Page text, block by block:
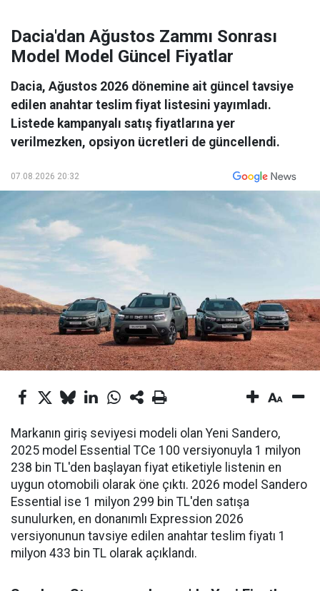
Dacia'dan Ağustos Zammı Sonrası
Model Model Güncel Fiyatlar
Dacia, Ağustos 2026 dönemine ait güncel tavsiye
edilen anahtar teslim fiyat listesini yayımladı.
Listede kampanyalı satış fiyatlarına yer
verilmezken, opsiyon ücretleri de güncellendi.
07.08.2026 20:32
Markanın giriş seviyesi modeli olan Yeni Sandero,
2025 model Essential TCe 100 versiyonuyla 1 milyon
238 bin TL'den başlayan fiyat etiketiyle listenin en
uygun otomobili olarak öne çıktı. 2026 model Sandero
Essential ise 1 milyon 299 bin TL'den satışa
sunulurken, en donanımlı Expression 2026
versiyonunun tavsiye edilen anahtar teslim fiyatı 1
milyon 433 bin TL olarak açıklandı.